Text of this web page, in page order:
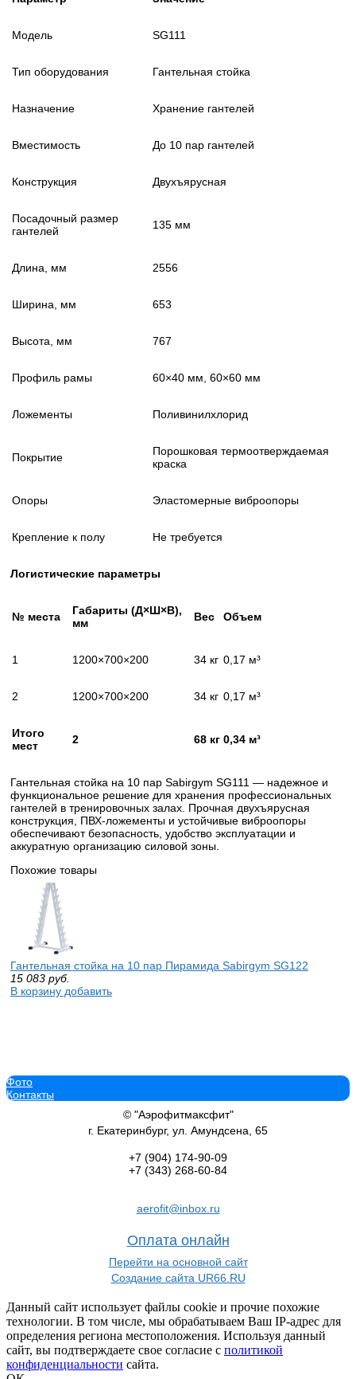
Модель SG111
Тип оборудования Гантельная стойка
Назначение Хранение гантелей
Вместимость До 10 пар гантелей
Конструкция Двухъярусная
Посадочный размер
гантелей
135 мм
Длина, мм 2556
Ширина, мм 653
Высота, мм 767
Профиль рамы 60×40 мм, 60×60 мм
Ложементы Поливинилхлорид
Покрытие
Порошковая термоотверждаемая
краска
Опоры Эластомерные виброопоры
Крепление к полу Не требуется
Логистические параметры
№ места
Габариты (Д×Ш×В),
мм
Вес Объем
1 1200×700×200 34 кг 0,17 м³
2 1200×700×200 34 кг 0,17 м³
Итого
мест
2 68 кг 0,34 м³
Гантельная стойка на 10 пар Sabirgym SG111 — надежное и
функциональное решение для хранения профессиональных
гантелей в тренировочных залах. Прочная двухъярусная
конструкция, ПВХ-ложементы и устойчивые виброопоры
обеспечивают безопасность, удобство эксплуатации и
аккуратную организацию силовой зоны.
Похожие товары
Гантельная стойка на 10 пар Пирамида Sabirgym SG122
15 083 руб.
В корзину добавить
Гантельная стойка на 18 пар Sabirgym SG107
47 276 руб.
Гантельная стойка на 18 пар Sabirgym SG103
Гантельная стойка на 6 пар Sabirgym SG101 василжим
20 198 руб.
В корзину добавить
Фото
Контакты
© "Аэрофитмаксфит"
г. Екатеринбург, ул. Амундсена, 65
+7 (904) 174-90-09
+7 (343) 268-60-84
aerofit@inbox.ru
Оплата онлайн
Перейти на основной сайт
Создание сайта UR66.RU
Данный сайт использует файлы cookie и прочие похожие
технологии. В том числе, мы обрабатываем Ваш IP-адрес для
определения региона местоположения. Используя данный
сайт, вы подтверждаете свое согласие с политикой
конфиденциальности сайта.